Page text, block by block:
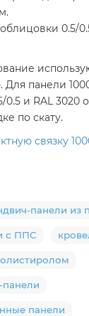
0.5/
панели
и RAL 3020
по скату.
связку
панели из
с ППС
панели
панели